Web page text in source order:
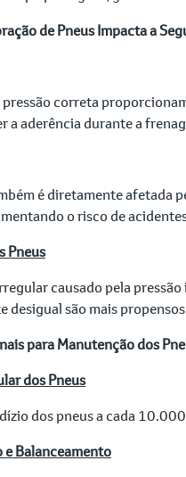
de Pneus Impacta a
pressão correta
a aderência durante a
é diretamente afetada
o risco de
Pneus
causado pela
desigual são mais
para Manutenção dos
dos Pneus
dos pneus a cada
Balanceamento